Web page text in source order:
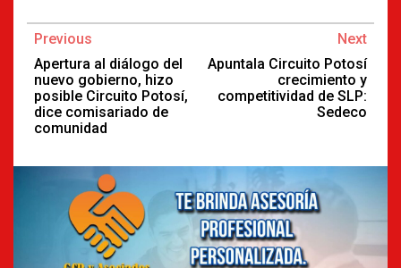
Continue
Reading
Previous
Apertura al diálogo del
nuevo gobierno, hizo
posible Circuito Potosí,
dice comisariado de
comunidad
Next
Apuntala Circuito Potosí
crecimiento y
competitividad de SLP:
Sedeco